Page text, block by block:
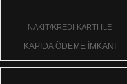
NAKİT/KREDİ KARTI İLE
KAPIDA ÖDEME İMKANI